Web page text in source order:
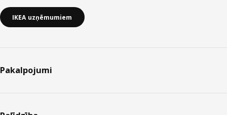
IKEA uzņēmumiem
Pakalpojumi